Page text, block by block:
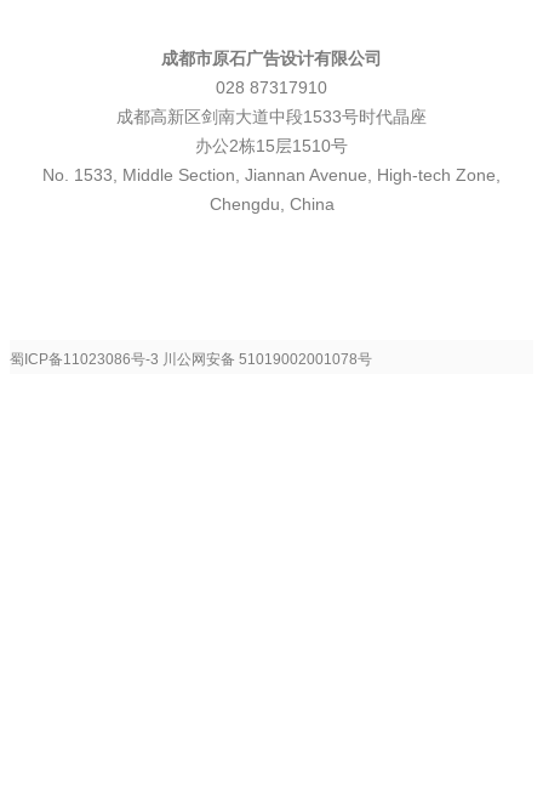
成都市原石广告设计有限公司
028 87317910
成都高新区剑南大道中段1533号时代晶座
办公2栋15层1510号
No. 1533, Middle Section, Jiannan Avenue, High-tech Zone,
Chengdu, China
蜀ICP备11023086号-3 川公网安备 51019002001078号